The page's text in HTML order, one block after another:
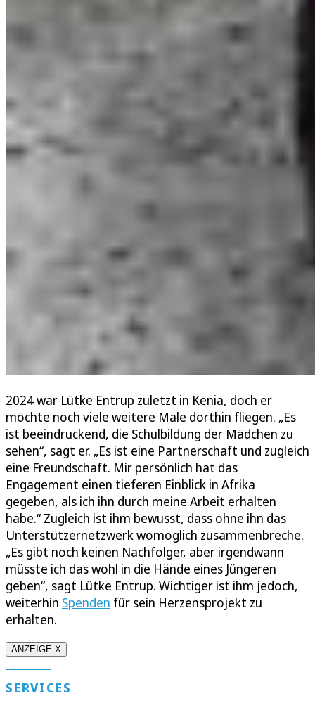
2024 war Lütke Entrup zuletzt in Kenia, doch er
möchte noch viele weitere Male dorthin fliegen. „Es
ist beeindruckend, die Schulbildung der Mädchen zu
sehen“, sagt er. „Es ist eine Partnerschaft und zugleich
eine Freundschaft. Mir persönlich hat das
Engagement einen tieferen Einblick in Afrika
gegeben, als ich ihn durch meine Arbeit erhalten
habe.“ Zugleich ist ihm bewusst, dass ohne ihn das
Unterstützernetzwerk womöglich zusammenbreche.
„Es gibt noch keinen Nachfolger, aber irgendwann
müsste ich das wohl in die Hände eines Jüngeren
geben“, sagt Lütke Entrup. Wichtiger ist ihm jedoch,
weiterhin Spenden für sein Herzensprojekt zu
erhalten.
ANZEIGE X
SERVICES